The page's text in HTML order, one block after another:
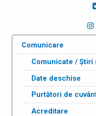
Comunicare
Comunicate / Știri
Date deschise
Purtători de
Acreditare